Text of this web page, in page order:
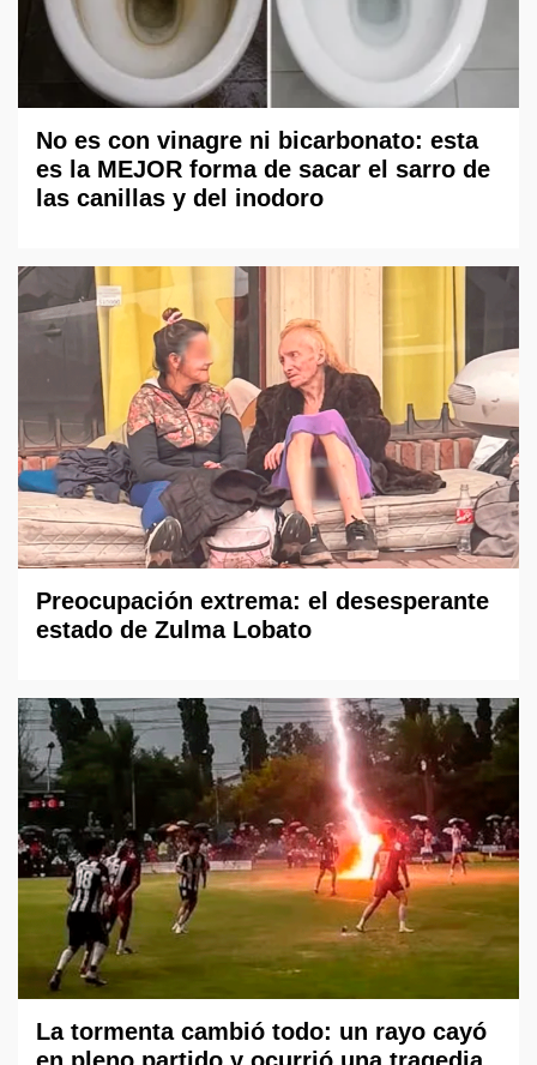
No es con vinagre ni bicarbonato: esta
es la MEJOR forma de sacar el sarro de
las canillas y del inodoro
Preocupación extrema: el desesperante
estado de Zulma Lobato
La tormenta cambió todo: un rayo cayó